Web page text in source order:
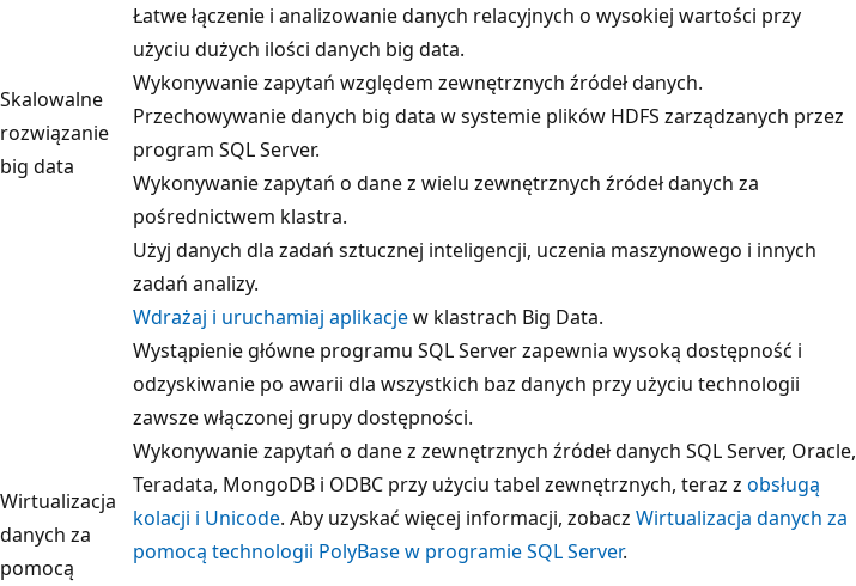
Skalowalne
rozwiązanie
big data
Łatwe łączenie i analizowanie danych relacyjnych o wysokiej wartości przy
użyciu dużych ilości danych big data.
Wykonywanie zapytań względem zewnętrznych źródeł danych.
Przechowywanie danych big data w systemie plików HDFS zarządzanych przez
program SQL Server.
Wykonywanie zapytań o dane z wielu zewnętrznych źródeł danych za
pośrednictwem klastra.
Użyj danych dla zadań sztucznej inteligencji, uczenia maszynowego i innych
zadań analizy.
Wdrażaj i uruchamiaj aplikacjew klastrach Big Data.
Wystąpienie główne programu SQL Server zapewnia wysoką dostępność i
odzyskiwanie po awarii dla wszystkich baz danych przy użyciu technologii
zawsze włączonej grupy dostępności.
Wirtualizacja
danych za
pomocą
Wykonywanie zapytań o dane z zewnętrznych źródeł danych SQL Server, Oracle,
Teradata, MongoDB i ODBC przy użyciu tabel zewnętrznych, teraz z obsługą
kolacji i Unicode. Aby uzyskać więcej informacji, zobacz Wirtualizacja danych za
pomocą technologii PolyBase w programie SQL Server.